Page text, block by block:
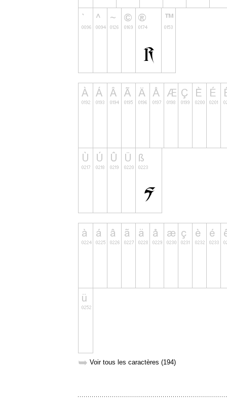
➥ Voir tous les caractères (194)